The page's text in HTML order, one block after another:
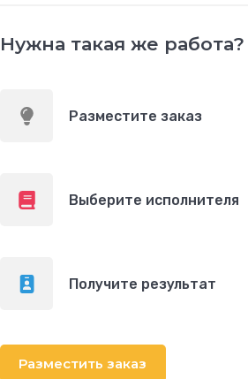
Нужна такая же работа?
Разместите заказ
Выберите исполнителя
Получите результат
Разместить заказ